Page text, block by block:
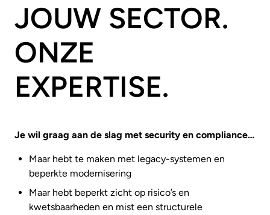
JOUW SECTOR.
ONZE
EXPERTISE.
Je wil graag aan de slag met security en compliance…
Maar hebt te maken met legacy-systemen en
beperkte modernisering
Maar hebt beperkt zicht op risico’s en
kwetsbaarheden en mist een structurele